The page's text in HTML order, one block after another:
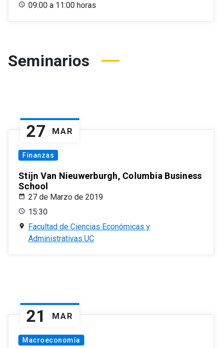
09:00 a 11:00 horas
Seminarios
27 MAR
Finanzas
Stijn Van Nieuwerburgh, Columbia Business
School
27 de Marzo de 2019
15:30
Facultad de Ciencias Económicas y
Administrativas UC
21 MAR
Macroeconomía